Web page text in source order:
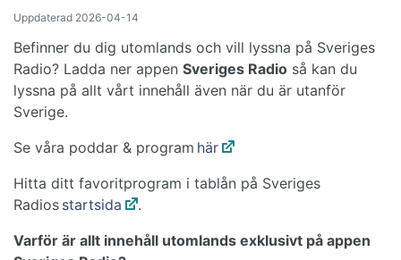
Uppdaterad 2026-04-14
Befinner du dig utomlands och vill lyssna på Sveriges
Radio? Ladda ner appen Sveriges Radio så kan du
lyssna på allt vårt innehåll även när du är utanför
Sverige.
Se våra poddar & program här
Hitta ditt favoritprogram i tablån på Sveriges
Radios startsida
.
Varför är allt innehåll utomlands exklusivt på appen